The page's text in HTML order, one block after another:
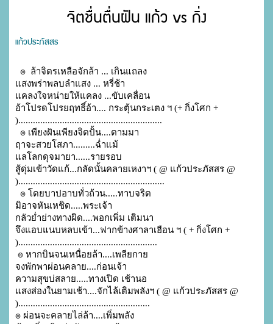
จิตชื่นตื่นฝัน แก้ว vs กิ่ง
แก้วประภัสสร
๏  ล้าจิตรเหลือจักล้า ... เกินแถลง
แสงพร่าพลบลำแสง ... หรี่ช้า
แคลงใจหน่ายให้แคลง ...ขับเคลื่อน
อ้าโปรดโปรยฤทธิ์อ้า.... กระตุ้นกระเตง ฯ (+ กิ่งโศก +
)...........................................................
๏ เพียงฝันเพียงจิตปั้น....ตามมา
ฤาจะสวยโสภา.........ฉ่ำแม้
แลโลกดุจมายา......รายรอบ
สู้ดุ่มเข้าวัดแก้...กลัดนั้นคลายเหงาฯ ( @ แก้วประภัสสร @
)............................................................
๏ โดยบาปอาบทั่วถ้วน.....ทาบจริต
มิอาจหันเหชิด.....พระเจ้า
กลัวย่ำย่างทางผิด....พอกเพิ่ม เติมนา
จึงแอบแนบหลบเข้า...ฟากข้างศาลาเฮือน ฯ ( + กิ่งโศก +
).........................................................
๏ หากบินจนเหนื่อยล้า....เพลียกาย
จงพักพาผ่อนคลาย....ก่อนเจ้า
ความสุขบ่สลาย.....ทางเปิด เช้านอ
แสงส่องในยามเช้า....จักไล้เติมพลังฯ ( @ แก้วประภัสสร @
)......................................................
๏ ผ่อนจะคลายไล่ล้า....เพิ่มพลัง